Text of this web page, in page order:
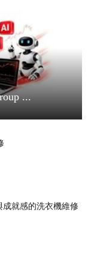
...
就感的洗衣機維修